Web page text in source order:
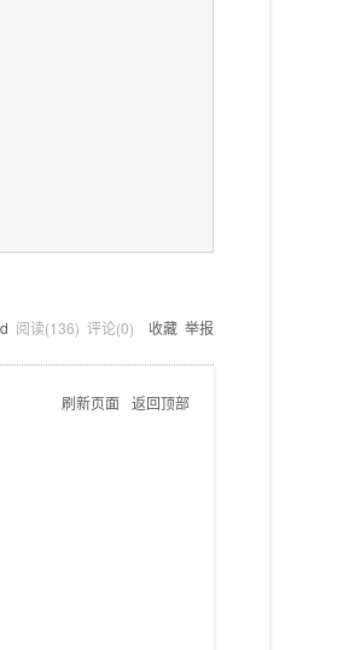
阅读(136) 评论(0) 收藏 举报
刷新页面 返回顶部